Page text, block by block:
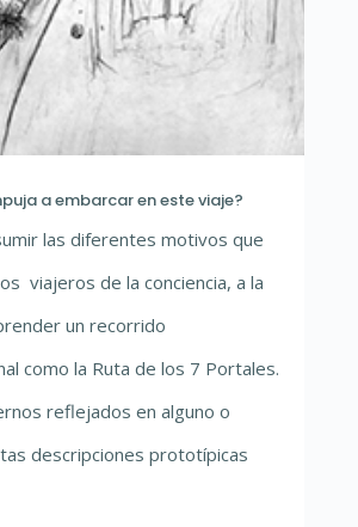
a embarcar en este viaje?
las diferentes motivos que
viajeros de la conciencia, a la
un recorrido
como la Ruta de los 7 Portales.
reflejados en alguno o
descripciones prototípicas